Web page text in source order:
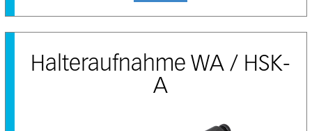
Halteraufnahme WA / HSK-
A